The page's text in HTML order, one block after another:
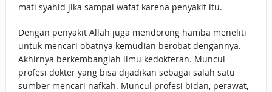
mati syahid jika sampai wafat karena penyakit itu.
Dengan penyakit Allah juga mendorong hamba meneliti
untuk mencari obatnya kemudian berobat dengannya.
Akhirnya berkembanglah ilmu kedokteran. Muncul
profesi dokter yang bisa dijadikan sebagai salah satu
sumber mencari nafkah. Muncul profesi bidan, perawat,